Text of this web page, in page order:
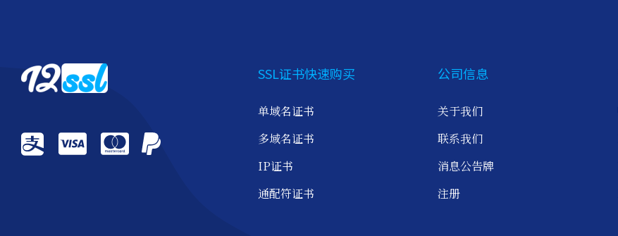
SSL证书快速购买
单域名证书
多域名证书
IP证书
通配符证书
公司信息
关于我们
联系我们
消息公告牌
注册